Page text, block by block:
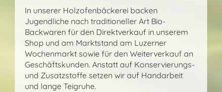
In unserer Holzofenbäckerei backen
Jugendliche nach traditioneller Art Bio-
Backwaren für den Direktverkauf in unserem
Shop und am Marktstand am Luzerner
Wochenmarkt sowie für den Weiterverkauf an
Geschäftskunden. Anstatt auf Konservierungs-
und Zusatzstoffe setzen wir auf Handarbeit
und lange Teigruhe.